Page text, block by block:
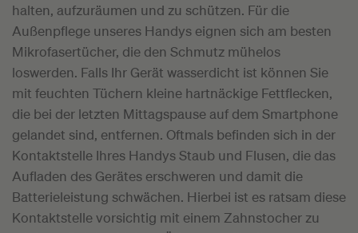
halten, aufzuräumen und zu schützen. Für die
Außenpflege unseres Handys eignen sich am besten
Mikrofasertücher, die den Schmutz mühelos
loswerden. Falls Ihr Gerät wasserdicht ist können Sie
mit feuchten Tüchern kleine hartnäckige Fettflecken,
die bei der letzten Mittagspause auf dem Smartphone
gelandet sind, entfernen. Oftmals befinden sich in der
Kontaktstelle Ihres Handys Staub und Flusen, die das
Aufladen des Gerätes erschweren und damit die
Batterieleistung schwächen. Hierbei ist es ratsam diese
Kontaktstelle vorsichtig mit einem Zahnstocher zu